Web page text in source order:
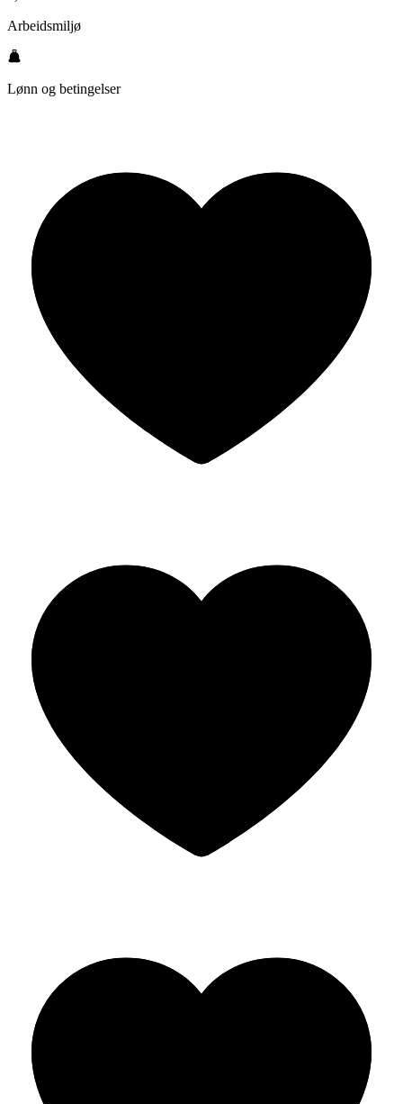
Arbeidsmiljø
Lønn og betingelser